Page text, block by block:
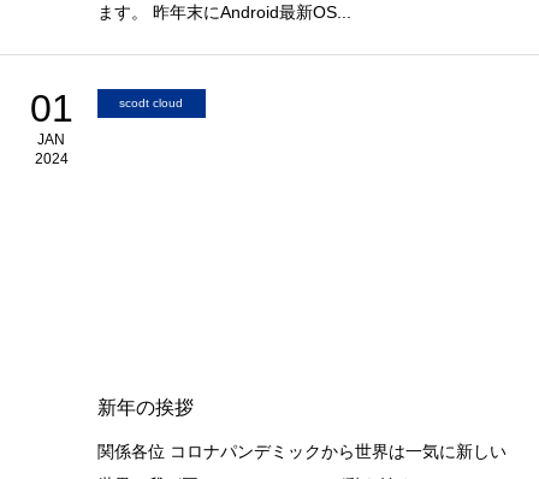
ます。 昨年末にAndroid最新OS...
01
JAN
2024
scodt cloud
新年の挨拶
関係各位 コロナパンデミックから世界は一気に新しい